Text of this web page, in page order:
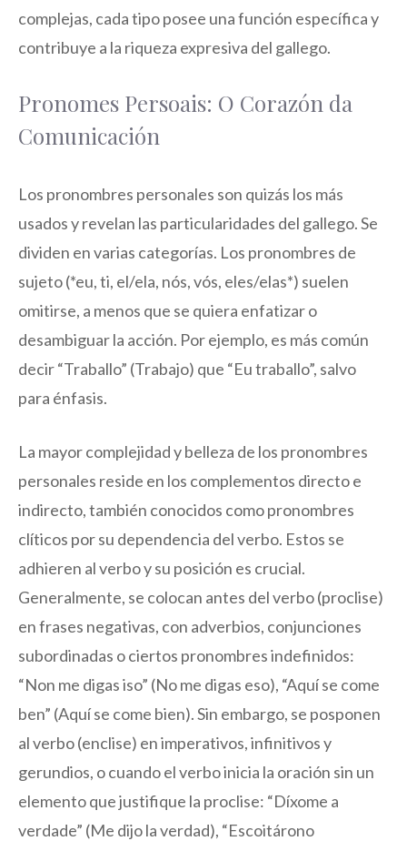
complejas, cada tipo posee una función específica y
contribuye a la riqueza expresiva del gallego.
Pronomes Persoais: O Corazón da
Comunicación
Los pronombres personales son quizás los más
usados y revelan las particularidades del gallego. Se
dividen en varias categorías. Los pronombres de
sujeto (*eu, ti, el/ela, nós, vós, eles/elas*) suelen
omitirse, a menos que se quiera enfatizar o
desambiguar la acción. Por ejemplo, es más común
decir “Traballo” (Trabajo) que “Eu traballo”, salvo
para énfasis.
La mayor complejidad y belleza de los pronombres
personales reside en los complementos directo e
indirecto, también conocidos como pronombres
clíticos por su dependencia del verbo. Estos se
adhieren al verbo y su posición es crucial.
Generalmente, se colocan antes del verbo (proclise)
en frases negativas, con adverbios, conjunciones
subordinadas o ciertos pronombres indefinidos:
“Non me digas iso” (No me digas eso), “Aquí se come
ben” (Aquí se come bien). Sin embargo, se posponen
al verbo (enclise) en imperativos, infinitivos y
gerundios, o cuando el verbo inicia la oración sin un
elemento que justifique la proclise: “Díxome a
verdade” (Me dijo la verdad), “Escoitárono